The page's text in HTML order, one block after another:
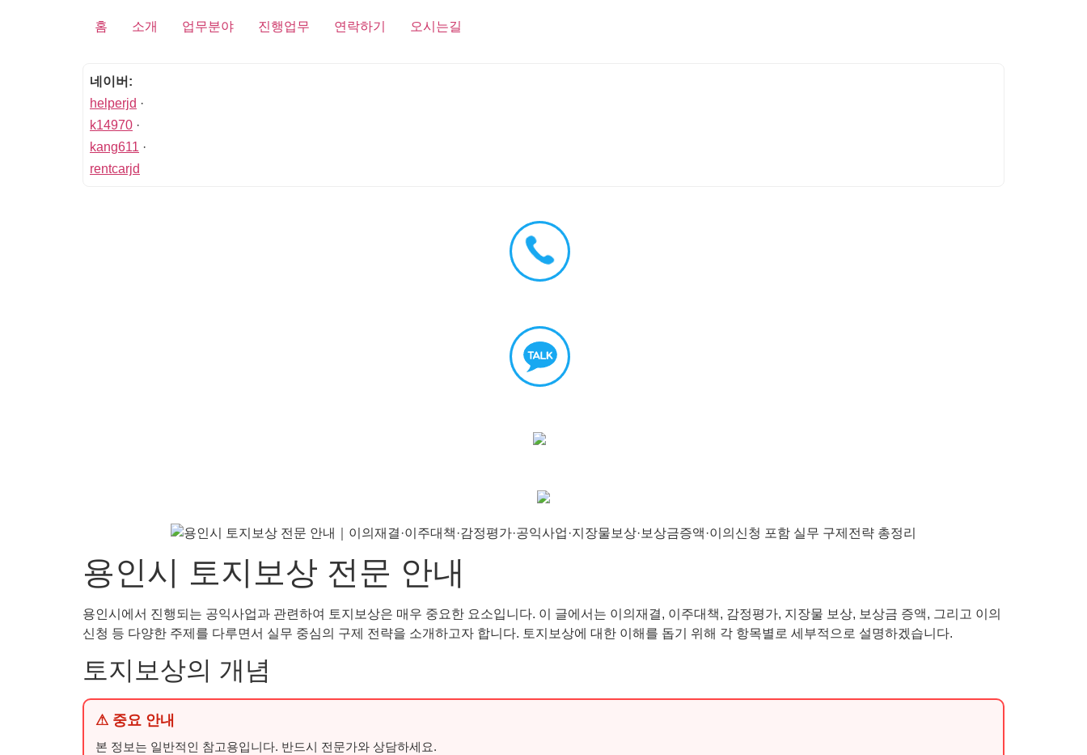
홈 소개 업무분야 진행업무 연락하기 오시는길
네이버:
helperjd ·
k14970 ·
kang611 ·
rentcarjd
용인시 토지보상 전문 안내
용인시에서 진행되는 공익사업과 관련하여 토지보상은 매우 중요한 요소입니다. 이 글에서는 이의재결, 이주대책, 감정평가, 지장물 보상, 보상금 증액, 그리고 이의
신청 등 다양한 주제를 다루면서 실무 중심의 구제 전략을 소개하고자 합니다. 토지보상에 대한 이해를 돕기 위해 각 항목별로 세부적으로 설명하겠습니다.
토지보상의 개념
⚠ 중요 안내
본 정보는 일반적인 참고용입니다. 반드시 전문가와 상담하세요.